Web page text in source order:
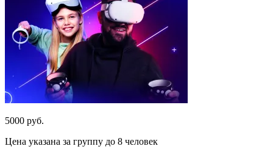
5000 руб.
Цена указана за группу до 8 человек